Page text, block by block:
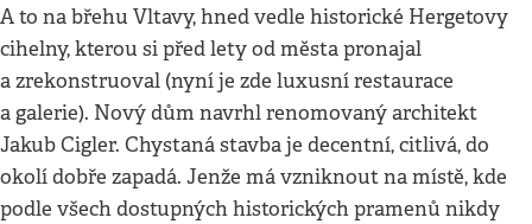
A to na břehu Vltavy, hned vedle historické Hergetovy
cihelny, kterou si před lety od města pronajal
a zrekonstruoval (nyní je zde luxusní restaurace
a galerie). Nový dům navrhl renomovaný architekt
Jakub Cigler. Chystaná stavba je decentní, citlivá, do
okolí dobře zapadá. Jenže má vzniknout na místě, kde
podle všech dostupných historických pramenů nikdy